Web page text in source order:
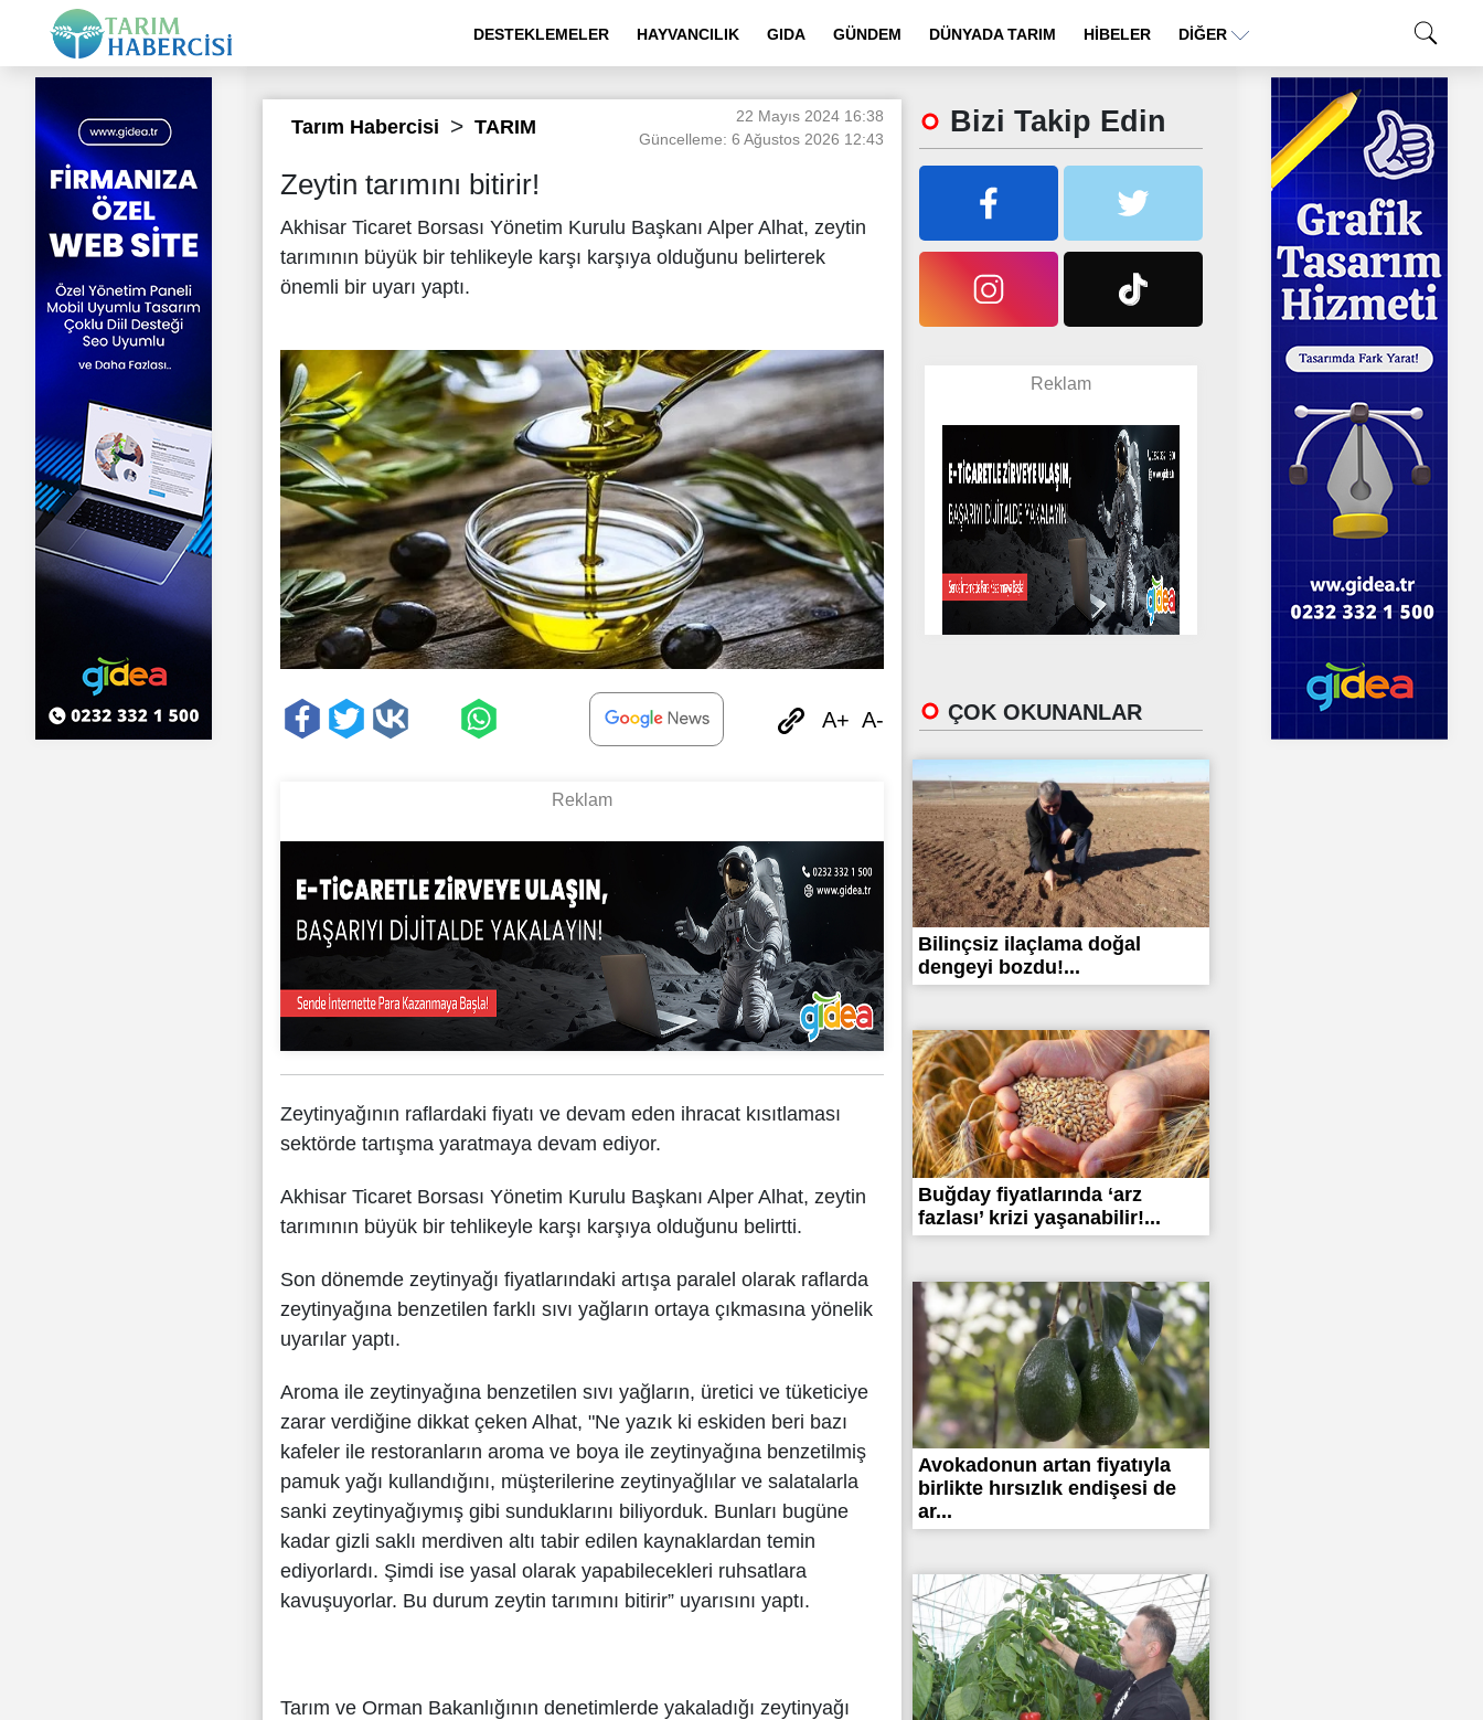
DESTEKLEMELER HAYVANCILIK GIDA GÜNDEM DÜNYADA TARIM HİBELER DIĞER
Tarım Habercisi TARIM
22 Mayıs 2024 16:38
Güncelleme: 6 Ağustos 2026 12:43
Zeytin tarımını bitirir!
Akhisar Ticaret Borsası Yönetim Kurulu Başkanı Alper Alhat, zeytin
tarımının büyük bir tehlikeyle karşı karşıya olduğunu belirterek
önemli bir uyarı yaptı.
A+ A-
Zeytinyağının raflardaki fiyatı ve devam eden ihracat kısıtlaması
sektörde tartışma yaratmaya devam ediyor.
Akhisar Ticaret Borsası Yönetim Kurulu Başkanı Alper Alhat, zeytin
tarımının büyük bir tehlikeyle karşı karşıya olduğunu belirtti.
Son dönemde zeytinyağı fiyatlarındaki artışa paralel olarak raflarda
zeytinyağına benzetilen farklı sıvı yağların ortaya çıkmasına yönelik
uyarılar yaptı.
Aroma ile zeytinyağına benzetilen sıvı yağların, üretici ve tüketiciye
zarar verdiğine dikkat çeken Alhat, "Ne yazık ki eskiden beri bazı
kafeler ile restoranların aroma ve boya ile zeytinyağına benzetilmiş
pamuk yağı kullandığını, müşterilerine zeytinyağlılar ve salatalarla
sanki zeytinyağıymış gibi sunduklarını biliyorduk. Bunları bugüne
kadar gizli saklı merdiven altı tabir edilen kaynaklardan temin
ediyorlardı. Şimdi ise yasal olarak yapabilecekleri ruhsatlara
kavuşuyorlar. Bu durum zeytin tarımını bitirir” uyarısını yaptı.
Tarım ve Orman Bakanlığının denetimlerde yakaladığı zeytinyağı
Bizi Takip Edin
ÇOK OKUNANLAR
Bilinçsiz ilaçlama doğal
dengeyi bozdu!...
Buğday fiyatlarında ‘arz
fazlası’ krizi yaşanabilir!...
Avokadonun artan fiyatıyla
birlikte hırsızlık endişesi de
ar...